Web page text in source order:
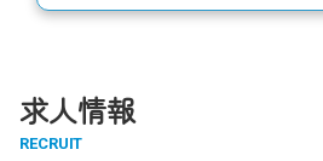
求人情報